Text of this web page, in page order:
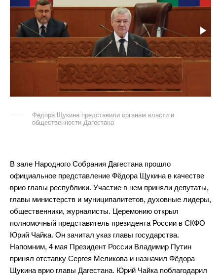
Фёдора Щукина представили органам власти и
общественности Дагестана
В зале Народного Собрания Дагестана прошло
официальное представление Фёдора Щукина в качестве
врио главы республики. Участие в нем приняли депутаты,
главы министерств и муниципалитетов, духовные лидеры,
общественники, журналисты. Церемонию открыл
полномочный представитель президента России в СКФО
Юрий Чайка. Он зачитал указ главы государства.
Напомним, 4 мая Президент России Владимир Путин
принял отставку Сергея Меликова и назначил Фёдора
Щукина врио главы Дагестана. Юрий Чайка поблагодарил